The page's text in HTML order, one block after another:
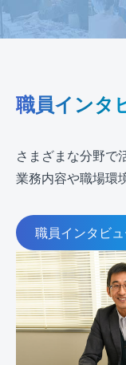
職員インタ
さまざまな分野で
業務内容や職場環
職員インタビ